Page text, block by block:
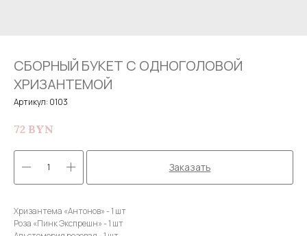
СБОРНЫЙ БУКЕТ С ОДНОГОЛОВОЙ
ХРИЗАНТЕМОЙ
Артикул:0103
72 BYN
Заказать
Хризантема «Антонов» - 1 шт
Роза «Пинк Экспрешн» - 1 шт